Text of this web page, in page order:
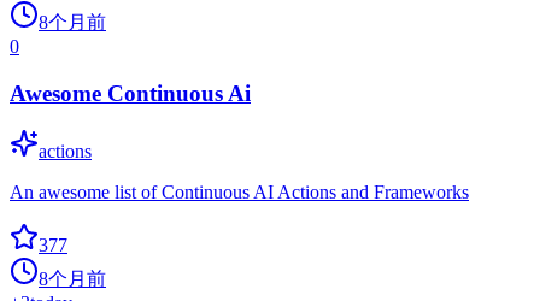
8个月前
0
Awesome Continuous Ai
actions
An awesome list of Continuous AI Actions and Frameworks
377
8个月前